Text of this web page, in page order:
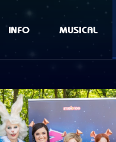
INFO MUSICAL